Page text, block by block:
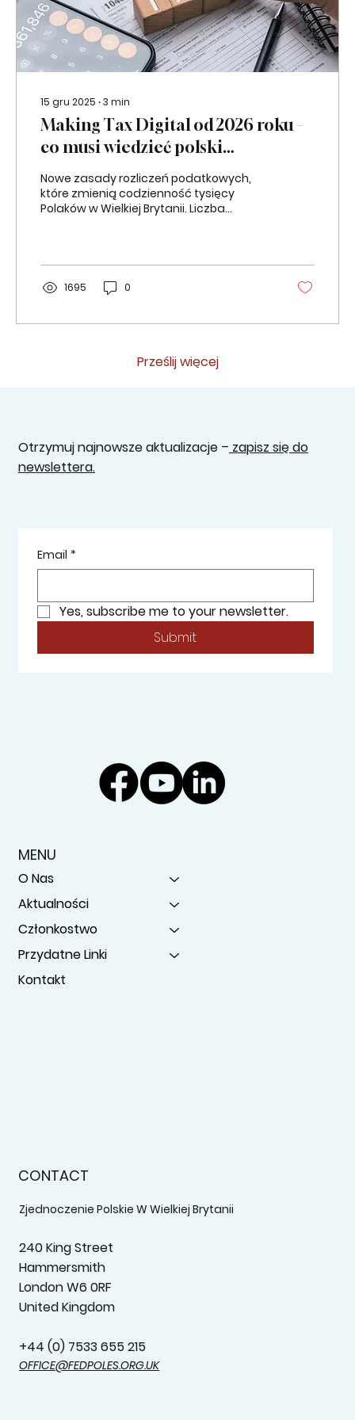
15 gru 2025 ∙3 min
Making Tax Digital od 2026 roku –
co musi wiedzieć polski
przedsiębiorca w UK?
Nowe zasady rozliczeń podatkowych,
które zmienią codzienność tysięcy
Polaków w Wielkiej Brytanii. Liczba
naturalna droga zawodowa:
elastyczność, niezależność, możliwość
pracy w kilku branżach jednocześnie.
wynajmujących nieruchomości –
większe portfele inwestycyjne. Od
kwietnia 2026 roku HMRC wprowadza
1695 0
Prześlij więcej
Otrzymuj najnowsze aktualizacje – zapisz się do
newslettera.
Email *
Yes, subscribe me to your newsletter.
Submit
MENU
O Nas
Aktualności
Członkostwo
Przydatne Linki
Kontakt
CONTACT
Zjednoczenie Polskie W Wielkiej Brytanii
240 King Street
Hammersmith
London W6 0RF
United Kingdom
+44 (0) 7533 655 215‬
OFFICE@FEDPOLES.ORG.UK